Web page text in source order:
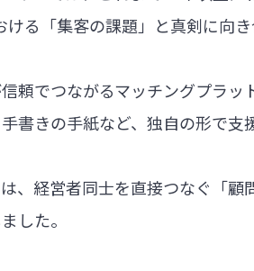
る「集客の課題」と真剣に向き
頼でつながるマッチングプラッ
書きの手紙など、独自の形で支
、経営者同士を直接つなぐ「
した。